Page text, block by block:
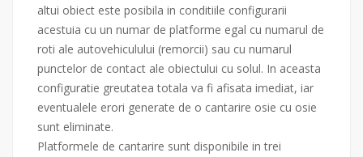
altui obiect este posibila in conditiile configurarii
acestuia cu un numar de platforme egal cu numarul de
roti ale autovehiculului (remorcii) sau cu numarul
punctelor de contact ale obiectului cu solul. In aceasta
configuratie greutatea totala va fi afisata imediat, iar
eventualele erori generate de o cantarire osie cu osie
sunt eliminate.
Platformele de cantarire sunt disponibile in trei